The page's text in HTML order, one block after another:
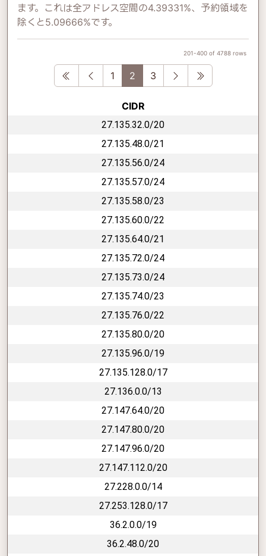
ます。これは全アドレス空間の4.39331%、予約領域を
除くと5.09666%です。
201-400 of 4788 rows
First Previous
1 2 3 Next Last
CIDR
27.135.32.0/20
27.135.48.0/21
27.135.56.0/24
27.135.57.0/24
27.135.58.0/23
27.135.60.0/22
27.135.64.0/21
27.135.72.0/24
27.135.73.0/24
27.135.74.0/23
27.135.76.0/22
27.135.80.0/20
27.135.96.0/19
27.135.128.0/17
27.136.0.0/13
27.147.64.0/20
27.147.80.0/20
27.147.96.0/20
27.147.112.0/20
27.228.0.0/14
27.253.128.0/17
36.2.0.0/19
36.2.48.0/20